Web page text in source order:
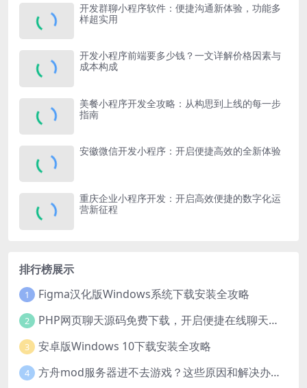
开发群聊小程序软件：便捷沟通新体验，功能多
样超实用
开发小程序前端要多少钱？一文详解价格因素与
成本构成
美餐小程序开发全攻略：从构思到上线的每一步
指南
安徽微信开发小程序：开启便捷高效的全新体验
重庆企业小程序开发：开启高效便捷的数字化运
营新征程
排行榜展示
1 Figma汉化版Windows系统下载安装全攻略
2 PHP网页聊天源码免费下载，开启便捷在线聊天开发之旅
3 安卓版Windows 10下载安装全攻略
4 方舟mod服务器进不去游戏？这些原因和解决办法你得知道